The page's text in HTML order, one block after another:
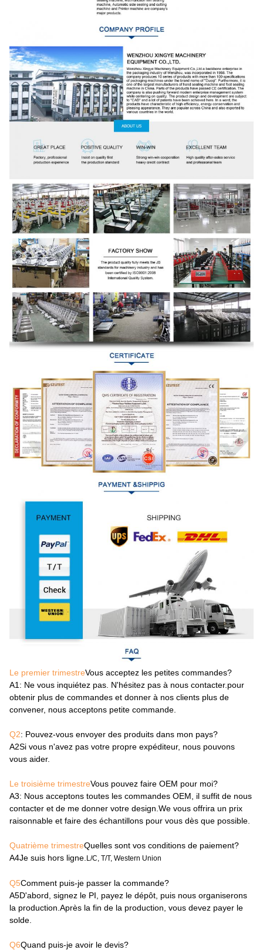
Le premier trimestreVous acceptez les petites commandes?
A1 : Ne vous inquiétez pas. N'hésitez pas à nous contacter.pour
obtenir plus de commandes et donner à nos clients plus de
convener, nous acceptons petite commande.
Q2: Pouvez-vous envoyer des produits dans mon pays?
A2Si vous n'avez pas votre propre expéditeur, nous pouvons
vous aider.
Le troisième trimestreVous pouvez faire OEM pour moi?
A3: Nous acceptons toutes les commandes OEM, il suffit de nous
contacter et de me donner votre design.We vous offrira un prix
raisonnable et faire des échantillons pour vous dès que possible.
Quatrième trimestreQuelles sont vos conditions de paiement?
A4Je suis hors ligne. L/C, T/T, Western Union
Q5Comment puis-je passer la commande?
A5D'abord, signez le PI, payez le dépôt, puis nous organiserons
la production.Après la fin de la production, vous devez payer le
solde.
Q6Quand puis-je avoir le devis?